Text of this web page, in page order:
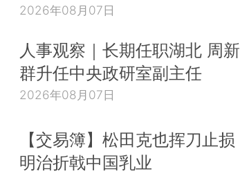
2026年08月07日
人事观察｜长期任职湖北 周新
群升任中央政研室副主任
2026年08月07日
【交易簿】松田克也挥刀止损
明治折戟中国乳业